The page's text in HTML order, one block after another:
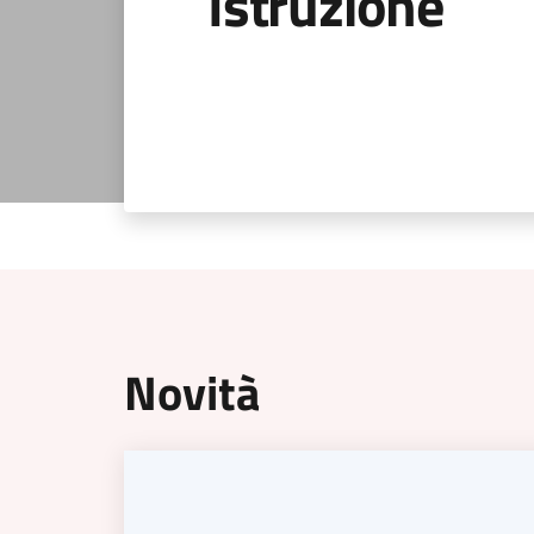
Novità